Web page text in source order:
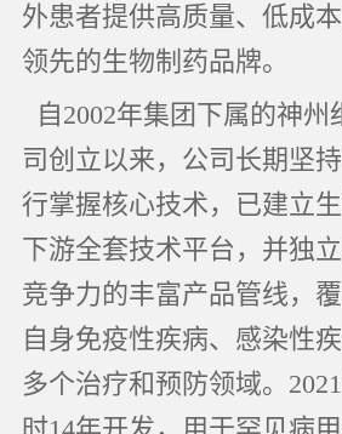
外患者提供高质量、低成
领先的生物制药品牌。
自2002年集团下属的神州
司创立以来，公司长期坚
行掌握核心技术，已建立
下游全套技术平台，并独
竞争力的丰富产品管线，覆
自身免疫性疾病、感染性
多个治疗和预防领域。